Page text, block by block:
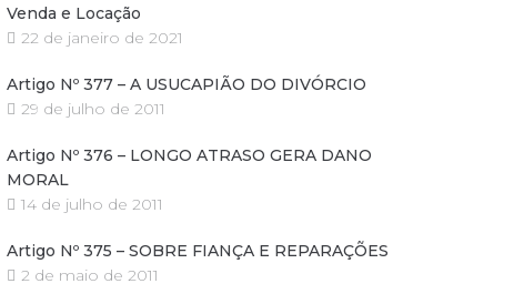
Venda e Locação
22 de janeiro de 2021
Artigo Nº 377 – A USUCAPIÃO DO DIVÓRCIO
29 de julho de 2011
Artigo Nº 376 – LONGO ATRASO GERA DANO
MORAL
14 de julho de 2011
Artigo Nº 375 – SOBRE FIANÇA E REPARAÇÕES
2 de maio de 2011